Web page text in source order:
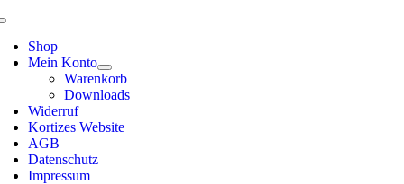
Shop
Mein Konto
Warenkorb
Downloads
Widerruf
Kortizes Website
AGB
Datenschutz
Impressum